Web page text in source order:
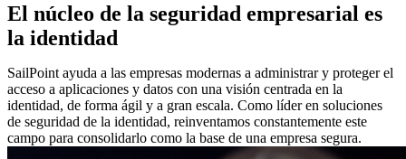
El núcleo de la seguridad empresarial es
la identidad
SailPoint ayuda a las empresas modernas a administrar y proteger el
acceso a aplicaciones y datos con una visión centrada en la
identidad, de forma ágil y a gran escala. Como líder en soluciones
de seguridad de la identidad, reinventamos constantemente este
campo para consolidarlo como la base de una empresa segura.